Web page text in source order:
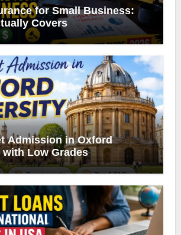
for Small Business:
Covers
Admission in Oxford
Low Grades